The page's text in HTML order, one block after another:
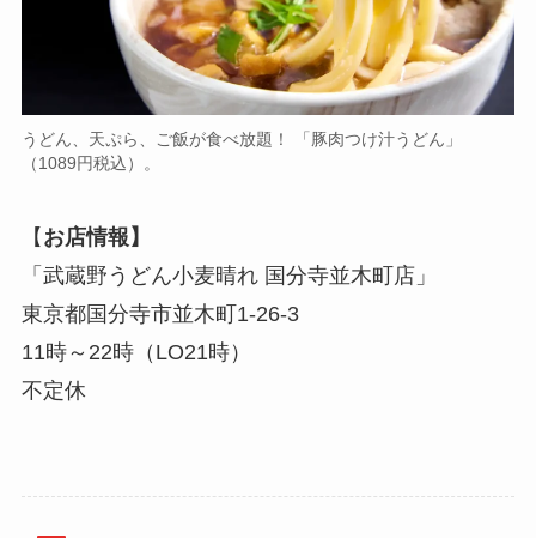
うどん、天ぷら、ご飯が食べ放題！ 「豚肉つけ汁うどん」
（1089円税込）。
【 お店情報】
「武蔵野うどん小麦晴れ 国分寺並木町店」
東京都国分寺市並木町1-26-3
11時～22時（LO21時）
不定休